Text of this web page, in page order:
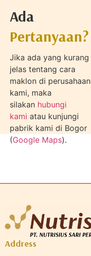
Ada
Pertanyaan?
Jika ada yang kurang
jelas tentang cara
maklon di perusahaan
kami, maka
silakan hubungi
kami atau kunjungi
pabrik kami di Bogor
(Google Maps).
Address